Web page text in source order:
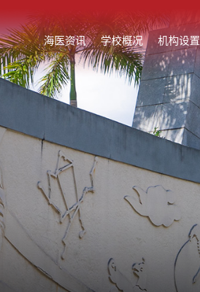
海医资讯 学校概况 机构设置